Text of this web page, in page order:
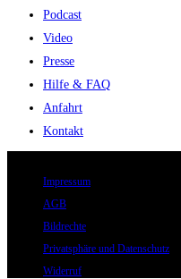
Podcast
Video
Presse
Hilfe & FAQ
Anfahrt
Kontakt
Impressum
AGB
Bildrechte
Privatsphäre und Datenschutz
Widerruf